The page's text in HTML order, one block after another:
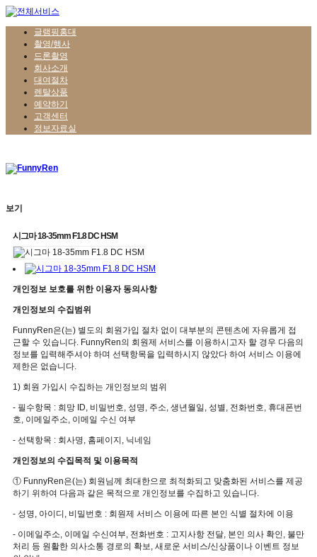
글램핑홍대
촬영/행사
드론촬영
회사소개
대여절차
렌탈상품
예약하기
고객센터
정보자료실
보기
시그마 18-35mm F1.8 DC HSM
개인정보 보호를 위한 이용자 동의사항
개인정보의 수집범위
FunnyRen은(는) 별도의 회원가입 절차 없이 대부분의 콘텐츠에 자유롭게 접
근할 수 있습니다. FunnyRen의 회원제 서비스를 이용하시고자 할 경우 다음의
정보를 입력해주셔야 하며 선택항목을 입력하시지 않았다 하여 서비스 이용에
제한은 없습니다.
1) 회원 가입시 수집하는 개인정보의 범위
- 필수항목 : 희망 ID, 비밀번호, 성명, 주소, 생년월일, 성별, 전화번호, 휴대폰번
호, 이메일주소, 이메일 수신 여부
- 선택항목 : 회사명, 홈페이지, 닉네임
개인정보의 수집목적 및 이용목적
① FunnyRen은(는) 회원님께 최대한으로 최적화되고 맞춤화된 서비스를 제공
하기 위하여 다음과 같은 목적으로 개인정보를 수집하고 있습니다.
- 성명, 아이디, 비밀번호 : 회원제 서비스 이용에 따른 본인 식별 절차에 이용
- 이메일주소, 이메일 수신여부, 전화번호 : 고지사항 전달, 본인 의사 확인, 불만
처리 등 원활한 의사소통 경로의 확보, 새로운 서비스/신상품이나 이벤트 정보